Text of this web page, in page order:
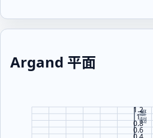
Argand 平面